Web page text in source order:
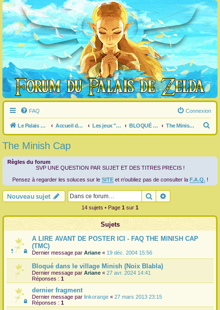
FAQ Connexion
Le Palais de Zelda Accueil du forum Les jeux "Legend of Zelda" BLOQUÉ dans un jeu ? The Minish Cap
e
r
The Minish Cap
Règles du forum
SVP UNE QUESTION PAR SUJET ET DES TITRES PRECIS !
Pensez à regarder les soluces sur le SITEet n'oubliez pas de consulter la F.A.Q.!
Nouveau sujet Rechercher
14 sujets • Page 1 sur 1
Sujets
A LIRE AVANT DE POSTER ICI - FAQ THE MINISH CAP
(TMC)
Dernier message par Ariane « 19 déc. 2004 15:56
Bloqué dans le village Minish (Noix Blabla)
Dernier message par Ariane « 27 avr. 2024 14:41
Réponses : 1
dernier fragment
Dernier message par linkorange « 27 mars 2013 23:15
Réponses : 1